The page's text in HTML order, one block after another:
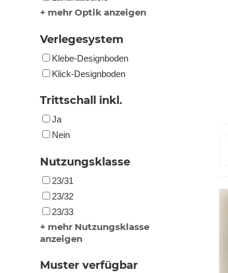
+ mehr Optik anzeigen
Verlegesystem
Klebe-Designboden
Klick-Designboden
Trittschall inkl.
Ja
Nein
Nutzungsklasse
23/31
23/32
23/33
+ mehr Nutzungsklasse
anzeigen
Muster verfügbar